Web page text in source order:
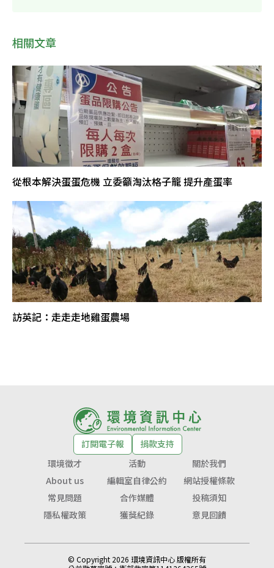
相關文章
從根本解決蛋蛋危機 立委籲淘汰格子籠 提升產蛋率
訪英記：走走走地雞蛋農場
訂閱電子報
捐款支持
環境徵才
活動
關於我們
About us
編輯室自律公約
網站授權條款
常見問題
合作媒體
投稿須知
隱私權政策
獲獎紀錄 意見回饋
© Copyright 2026 環境資訊中心 版權所有